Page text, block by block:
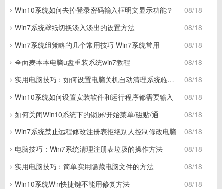
08/18
Win10系统如何去掉登录密码输入框明文显示功能？
08/18
Win7系统壁纸切换淡入淡出的设置方法
08/18
Win7系统组策略的几个常用技巧 Win7系统常用
08/18
全面麦本本电脑u盘重装系统win7教程
08/18
实用电脑技巧：如何设置电脑关机自动清理系统临时垃圾
08/18
Win10系统如何设置安装软件和运行程序都需要输入
08/18
如何关闭Win10系统下的锁屏/开始菜单/磁贴/通
08/18
Win7系统禁止远程修改注册表拒绝别人控制修改电脑
08/18
电脑技巧：Win7系统清理注册表垃圾的操作方法
08/18
实用电脑技巧：简单实用隐藏电脑文件的方法
08/18
Win10系统Win快捷键不能用修复方法